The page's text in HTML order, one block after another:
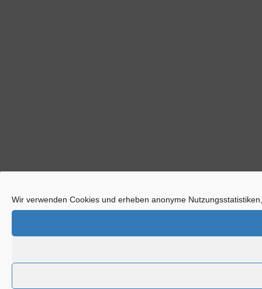
Wir verwenden Cookies und erheben anonyme